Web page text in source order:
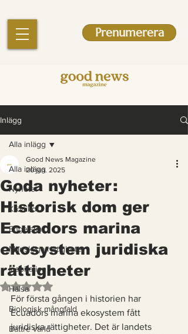
Prenumerera
Inlägg
Alla inlägg
Nyheter
Krönikor
Engelska
Mänskliga rättigheter
Inspiration
Hälsa
Biologisk mångfald
Bättre värld
Alla inlägg
Goda nyheter:
Historisk dom ger
Ecuadors marina
ekosystem juridiska
rättigheter
Good News Magazine
20 jan. 2025
Betygsatt till NaN av 5 stjärnor.
För första gången i historien har
Ecuadors marina ekosystem fått
juridiska rättigheter. Det är landets